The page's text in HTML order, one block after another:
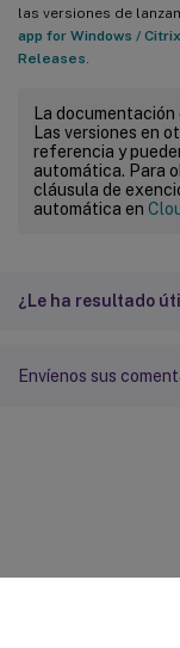
las versiones de
app for Windows /
Releases
La
Las versiones en
referencia y
automática. Para
cláusula de
automática en
¿Le ha resultado
Envíenos sus